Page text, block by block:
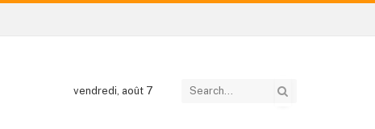
vendredi, août 7